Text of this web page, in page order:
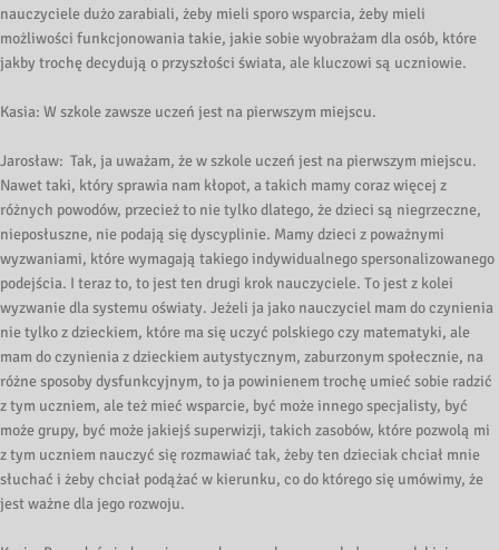
nauczyciele dużo zarabiali, żeby mieli sporo wsparcia, żeby mieli
możliwości funkcjonowania takie, jakie sobie wyobrażam dla osób, które
jakby trochę decydują o przyszłości świata, ale kluczowi są uczniowie.
Kasia: W szkole zawsze uczeń jest na pierwszym miejscu.
Jarosław: Tak, ja uważam, że w szkole uczeń jest na pierwszym miejscu.
Nawet taki, który sprawia nam kłopot, a takich mamy coraz więcej z
różnych powodów, przecież to nie tylko dlatego, że dzieci są niegrzeczne,
nieposłuszne, nie podają się dyscyplinie. Mamy dzieci z poważnymi
wyzwaniami, które wymagają takiego indywidualnego spersonalizowanego
podejścia. I teraz to, to jest ten drugi krok nauczyciele. To jest z kolei
wyzwanie dla systemu oświaty. Jeżeli ja jako nauczyciel mam do czynienia
nie tylko z dzieckiem, które ma się uczyć polskiego czy matematyki, ale
mam do czynienia z dzieckiem autystycznym, zaburzonym społecznie, na
różne sposoby dysfunkcyjnym, to ja powinienem trochę umieć sobie radzić
z tym uczniem, ale też mieć wsparcie, być może innego specjalisty, być
może grupy, być może jakiejś superwizji, takich zasobów, które pozwolą mi
z tym uczniem nauczyć się rozmawiać tak, żeby ten dzieciak chciał mnie
słuchać i żeby chciał podążać w kierunku, co do którego się umówimy, że
jest ważne dla jego rozwoju.